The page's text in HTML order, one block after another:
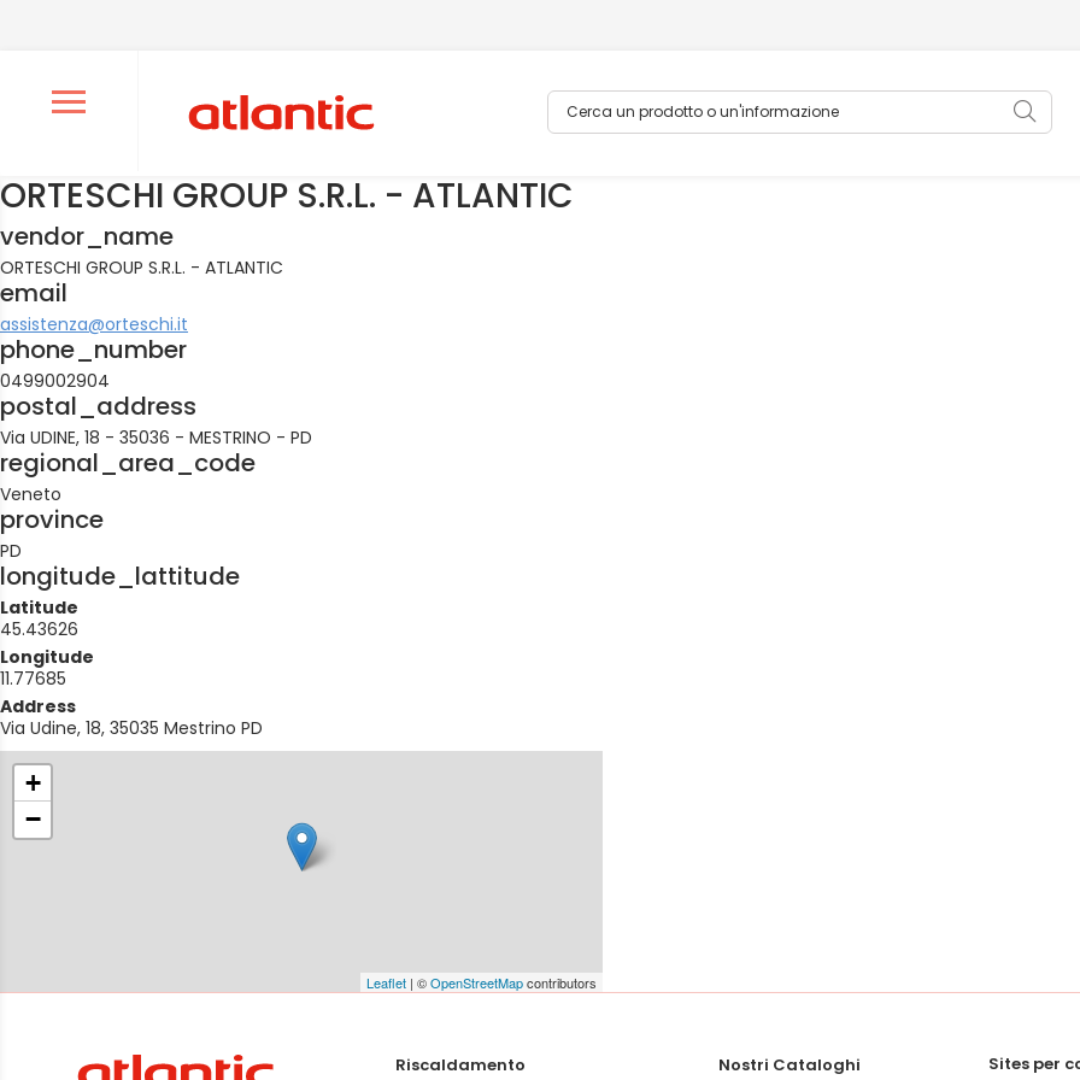
Ouvrir le menu de navigation
Cerca un prodotto o un'informazione
ORTESCHI GROUP S.R.L. - ATLANTIC
vendor_name
ORTESCHI GROUP S.R.L. - ATLANTIC
email
assistenza@orteschi.it
phone_number
0499002904
postal_address
Via UDINE, 18 - 35036 - MESTRINO - PD
regional_area_code
Veneto
province
PD
longitude_lattitude
Latitude
45.43626
Longitude
11.77685
Address
Via Udine, 18, 35035 Mestrino PD
+
−
Leaflet | ©OpenStreetMapcontributors
Riscaldamento Nostri Cataloghi Sites per